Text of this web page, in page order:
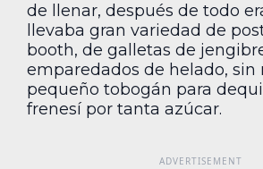
de llenar, después de todo
llevaba gran variedad de
booth, de galletas de
emparedados de helado, sin
pequeño tobogán para
frenesí por tanta azúcar.